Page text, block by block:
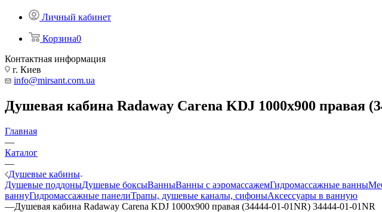
Личный кабинет
Корзина0
Контактная информация
г. Киев
info@mirsant.com.ua
Душевая кабина Radaway Carena KDJ 1000x900 правая
Главная
—
Каталог
—
Душевые кабины
Душевые поддоныДушевые боксыВанныВанны с аэромассажемГидромассажные ванны
ваннуГидромассажные панелиТрапы, душевые каналы, сифоныАксессуары в ванную
—Душевая кабина Radaway Carena KDJ 1000x900 правая (34444-01-01NR) 34444-01-01NR